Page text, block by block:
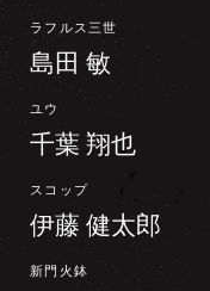
ラフルス三世
島田 敏
ユウ
千葉 翔也
スコップ
伊藤 健太郎
新門火鉢